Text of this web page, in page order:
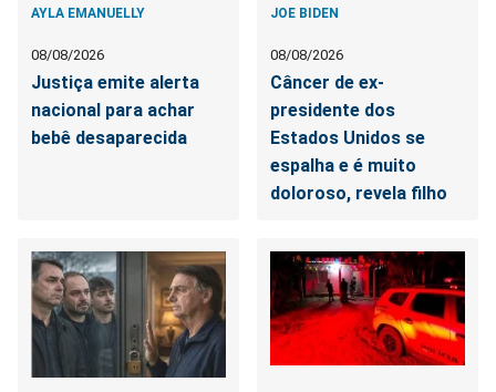
AYLA EMANUELLY
08/08/2026
Justiça emite alerta
nacional para achar
bebê desaparecida
JOE BIDEN
08/08/2026
Câncer de ex-
presidente dos
Estados Unidos se
espalha e é muito
doloroso, revela filho